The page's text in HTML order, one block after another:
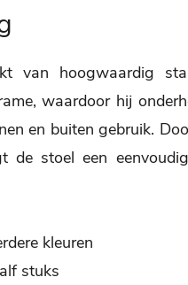
van hoogwaardig
waardoor hij
en buiten gebruik.
de stoel een
kleuren
stuks